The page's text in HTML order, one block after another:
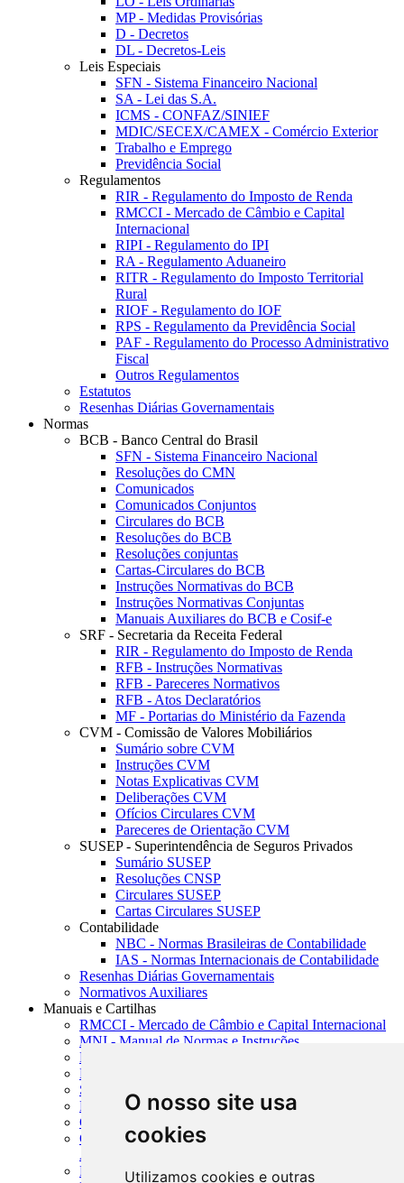
O nosso site usa
cookies
Utilizamos cookies e outras
MP - Medidas Provisórias
D - Decretos
DL - Decretos-Leis
Leis Especiais
SFN - Sistema Financeiro Nacional
SA - Lei das S.A.
ICMS - CONFAZ/SINIEF
MDIC/SECEX/CAMEX - Comércio Exterior
Trabalho e Emprego
Previdência Social
Regulamentos
RIR - Regulamento do Imposto de Renda
RMCCI - Mercado de Câmbio e Capital
Internacional
RIPI - Regulamento do IPI
RA - Regulamento Aduaneiro
RITR - Regulamento do Imposto Territorial
Rural
RIOF - Regulamento do IOF
RPS - Regulamento da Previdência Social
PAF - Regulamento do Processo Administrativo
Fiscal
Outros Regulamentos
Estatutos
Resenhas Diárias Governamentais
Normas
BCB - Banco Central do Brasil
SFN - Sistema Financeiro Nacional
Resoluções do CMN
Comunicados
Comunicados Conjuntos
Circulares do BCB
Resoluções do BCB
Resoluções conjuntas
Cartas-Circulares do BCB
Instruções Normativas do BCB
Instruções Normativas Conjuntas
Manuais Auxiliares do BCB e Cosif-e
SRF - Secretaria da Receita Federal
RIR - Regulamento do Imposto de Renda
RFB - Instruções Normativas
RFB - Pareceres Normativos
RFB - Atos Declaratórios
MF - Portarias do Ministério da Fazenda
CVM - Comissão de Valores Mobiliários
Sumário sobre CVM
Instruções CVM
Notas Explicativas CVM
Deliberações CVM
Ofícios Circulares CVM
Pareceres de Orientação CVM
SUSEP - Superintendência de Seguros Privados
Sumário SUSEP
Resoluções CNSP
Circulares SUSEP
Cartas Circulares SUSEP
Contabilidade
NBC - Normas Brasileiras de Contabilidade
IAS - Normas Internacionais de Contabilidade
Resenhas Diárias Governamentais
Normativos Auxiliares
Manuais e Cartilhas
RMCCI - Mercado de Câmbio e Capital Internacional
MNI - Manual de Normas e Instruções
MTVM - Manual de Títulos e Valores Mobiliários
MCR - Manual de Crédito Rural
SISORF - Manual de Organização do SFN
MASUP - Manual de Supervisão Bancária
CADOC - Catálogo de Documentos
CNAE-CONCLA - Classificação Nacional de
Atividades Econômicas
PMF - Cartilhas do BCB